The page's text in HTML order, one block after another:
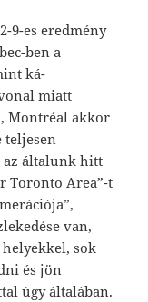
9-es eredmény
ben a
ká-
miatt
Montréal akkor
teljesen
az általunk hitt
Toronto Area”-t
van,
sok
és jön
úgy általában.